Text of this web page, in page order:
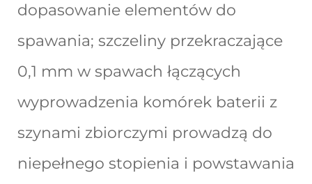
dopasowanie elementów do
spawania; szczeliny przekraczające
0,1 mm w spawach łączących
wyprowadzenia komórek baterii z
szynami zbiorczymi prowadzą do
niepełnego stopienia i powstawania